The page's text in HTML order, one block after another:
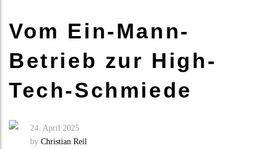
Vom Ein-Mann-
Betrieb zur High-
Tech-Schmiede
24. April 2025
by Christian Reil